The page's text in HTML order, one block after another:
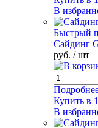
В
Быстрый
Сайдинг
руб. / шт
Купить в
В